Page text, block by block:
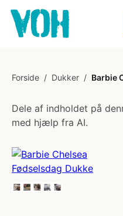
Forside / Dukker / Barbie
Dele af indholdet på
med hjælp fra AI.